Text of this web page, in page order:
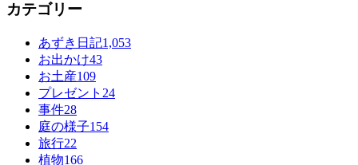
カテゴリー
あずき日記1,053
お出かけ43
お土産109
プレゼント 24
事件28
庭の様子154
旅行22
植物166